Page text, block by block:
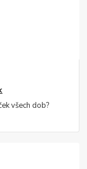
všech dob?